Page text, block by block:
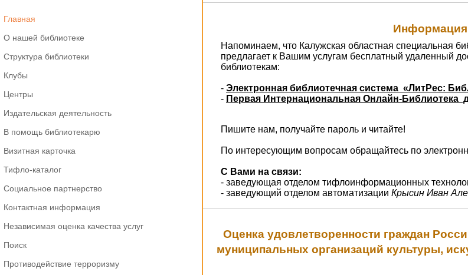
Главная
О нашей библиотеке
Структура библиотеки
Клубы
Центры
Издательская деятельность
В помощь библиотекарю
Визитная карточка
Тифло-каталог
Социальное партнерство
Контактная информация
Независимая оценка качества услуг
Поиск
Противодействие терроризму
Информация
Напоминаем, что Калужская областная специальная
предлагает к Вашим услугам бесплатный удаленный
библиотекам:
- Электронная библиотечная система «ЛитРес:
- Первая Интернациональная Онлайн-Библиотека
Пишите нам, получайте пароль и читайте!
По интересующим вопросам обращайтесь по
С Вами на связи:
- заведующая отделом тифлоинформационных
- заведующий отделом автоматизации Крысин Иван
Оценка удовлетворенности граждан
муниципальных организаций культуры,